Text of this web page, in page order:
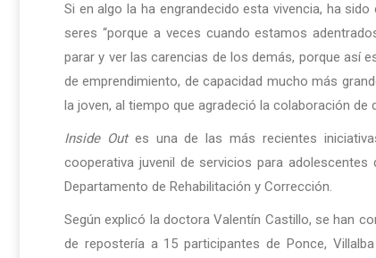
Si en algo la ha engrandecido esta vivencia, ha
seres “porque a veces cuando estamos
parar y ver las carencias de los demás, porque así
de emprendimiento, de capacidad mucho más
la joven, al tiempo que agradeció la colaboración
Inside Outes una de las más recientes
cooperativa juvenil de servicios para
Departamento de Rehabilitación y Corrección.
Según explicó la doctora Valentín Castillo, se han
de repostería a 15 participantes de Ponce,